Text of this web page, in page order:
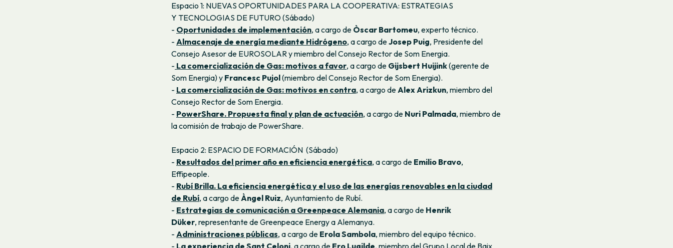
Espacio 1: NUEVAS OPORTUNIDADES PARA LA COOPERATIVA: ESTRATEGIAS
Y TECNOLOGIAS DE FUTURO (Sábado)
- Oportunidades de implementación, a cargo de Òscar Bartomeu, experto técnico.
- Almacenaje de energía mediante Hidrógeno, a cargo deJosep Puig, Presidente del
Consejo Asesor de EUROSOLAR y miembro del Consejo Rector de Som Energia.
- La comercialización de Gas: motivos a favor, a cargo de Gijsbert Huijink(gerente de
Som Energia) y Francesc Pujol(miembro del Consejo Rector de Som Energia).
- La comercialización de Gas: motivos en contra, a cargo deAlex Arizkun, miembro del
Consejo Rector de Som Energia.
- PowerShare. Propuesta final y plan de actuación, a cargo de Nuri Palmada, miembro de
la comisión de trabajo de PowerShare.
Espacio 2: ESPACIO DE FORMACIÓN (Sábado)
- Resultados del primer año en eficiencia energética, a cargo de Emilio Bravo,
Effipeople.
- Rubí Brilla. La eficiencia energética y el uso de las energías renovables en la ciudad
de Rubí, a cargo deÀngel Ruiz, Ayuntamiento de Rubí.
- Estrategias de comunicación a Greenpeace Alemania, a cargo de Henrik
Düker, representante de Greenpeace Energy a Alemanya.
- Administraciones públicas, a cargo de Erola Sambola, miembro del equipo técnico.